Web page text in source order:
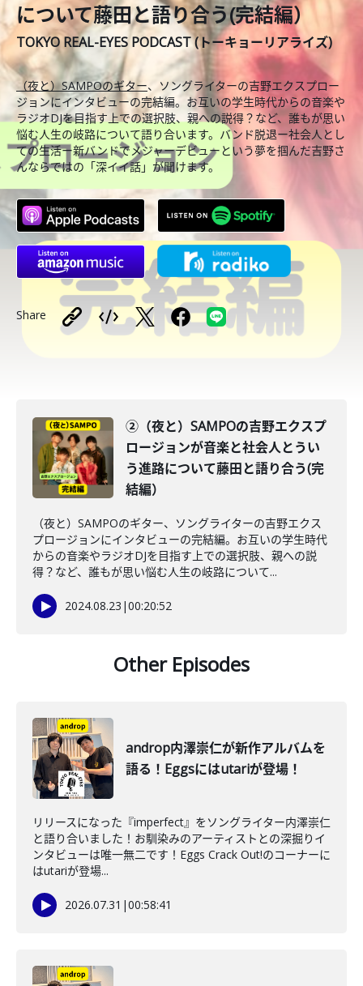
について藤田と語り合う(完結編）
TOKYO REAL-EYES PODCAST (トーキョーリアライズ)
（夜と）SAMPOのギター、ソングライターの吉野エクスプロー
ジョンにインタビューの完結編。お互いの学生時代からの音楽や
ラジオDJを目指す上での選択肢、親への説得？など、誰もが思い
悩む人生の岐路について語り合います。バンド脱退ー社会人とし
ての生活ー新バンドでメジャーデビューという夢を掴んだ吉野さ
んならではの「深イイ話」が聞けます。
Share
②（夜と）SAMPOの吉野エクスプ
ロージョンが音楽と社会人とうい
う進路について藤田と語り合う(完
結編）
（夜と）SAMPOのギター、ソングライターの吉野エクス
プロージョンにインタビューの完結編。お互いの学生時代
からの音楽やラジオDJを目指す上での選択肢、親への説
得？など、誰もが思い悩む人生の岐路について...
2024.08.23 |00:20:52
Other Episodes
androp内澤崇仁が新作アルバムを
語る！Eggsにはutariが登場！
リリースになった『imperfect』をソングライター内澤崇仁
と語り合いました！お馴染みのアーティストとの深掘りイ
ンタビューは唯一無二です！Eggs Crack Out!のコーナーに
はutariが登場...
2026.07.31 |00:58:41